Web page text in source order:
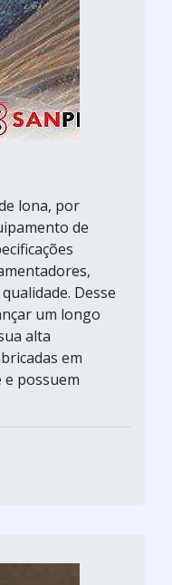
lona, por
de
Desse
um longo
alta
em
possuem